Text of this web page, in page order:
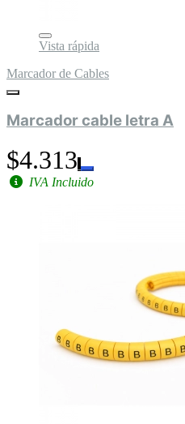
Vista rápida
Marcador de Cables
Marcador cable letra A
$4.313
IVA Incluido